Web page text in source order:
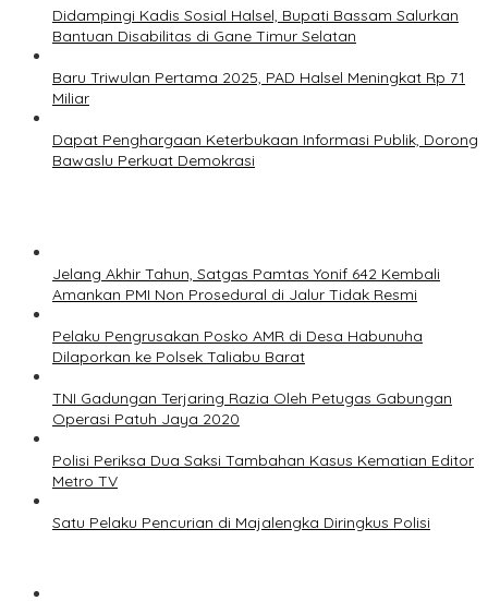
Didampingi Kadis Sosial Halsel, Bupati Bassam Salurkan
Bantuan Disabilitas di Gane Timur Selatan
Baru Triwulan Pertama 2025, PAD Halsel Meningkat Rp 71
Miliar
Dapat Penghargaan Keterbukaan Informasi Publik, Dorong
Bawaslu Perkuat Demokrasi
Jelang Akhir Tahun, Satgas Pamtas Yonif 642 Kembali
Amankan PMI Non Prosedural di Jalur Tidak Resmi
Pelaku Pengrusakan Posko AMR di Desa Habunuha
Dilaporkan ke Polsek Taliabu Barat
TNI Gadungan Terjaring Razia Oleh Petugas Gabungan
Operasi Patuh Jaya 2020
Polisi Periksa Dua Saksi Tambahan Kasus Kematian Editor
Metro TV
Satu Pelaku Pencurian di Majalengka Diringkus Polisi